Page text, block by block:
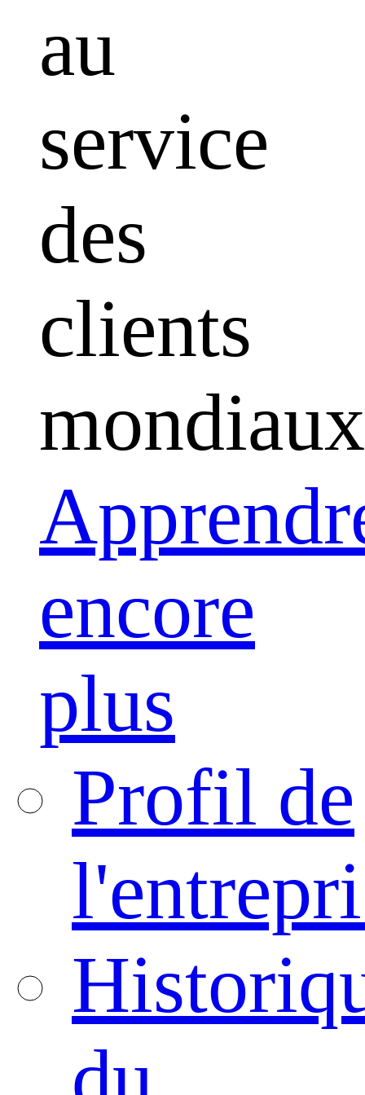
au
service
des
clients
encore
plus
Profil de